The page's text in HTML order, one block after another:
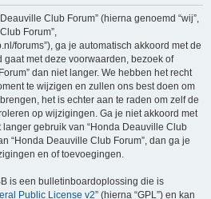
Club Forum” (hierna genoemd “wij”,
Forum”,
forums”), ga je automatisch akkoord met de
met deze voorwaarden, bezoek of
dan niet langer. We hebben het recht
te wijzigen en zullen ons best doen om
het is echter aan te raden om zelf de
op wijzigingen. Ga je niet akkoord met
gebruik van “Honda Deauville Club
“Honda Deauville Club Forum”, dan ga je
en of toevoegingen.
is een bulletinboardoplossing die is
Public License v2” (hierna “GPL”) en kan